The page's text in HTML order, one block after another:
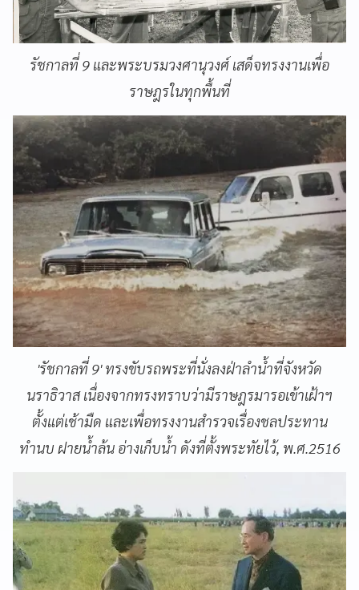
รัชกาลที่ 9 และพระบรมวงศานุวงศ์ เสด็จทรงงานเพื่อ
ราษฎรในทุกพื้นที่
'รัชกาลที่ 9' ทรงขับรถพระที่นั่งลงฝ่าลำน้ำที่จังหวัด
นราธิวาส เนื่องจากทรงทราบว่ามีราษฎรมารอเข้าเฝ้าฯ
ตั้งแต่เช้ามืด และเพื่อทรงงานสำรวจเรื่องชลประทาน
ทำนบ ฝายน้ำล้น อ่างเก็บน้ำ ดังที่ตั้งพระทัยไว้, พ.ศ.2516